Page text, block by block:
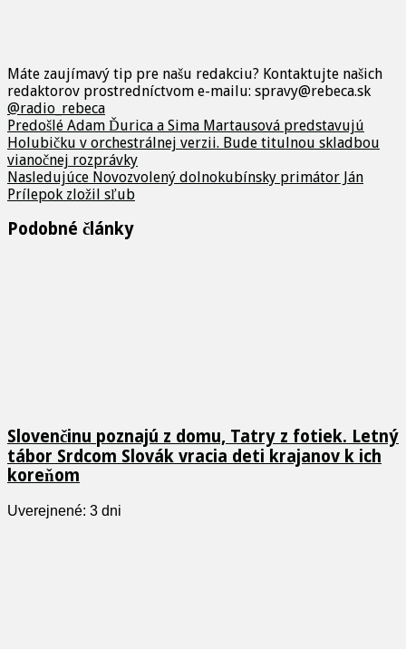
Máte zaujímavý tip pre našu redakciu? Kontaktujte našich
redaktorov prostredníctvom e-mailu: spravy@rebeca.sk
@radio_rebeca
Predošlé Adam Ďurica a Sima Martausová predstavujú
Holubičku v orchestrálnej verzii. Bude titulnou skladbou
vianočnej rozprávky
Nasledujúce Novozvolený dolnokubínsky primátor Ján
Prílepok zložil sľub
Podobné články
Slovenčinu poznajú z domu, Tatry z fotiek. Letný
tábor Srdcom Slovák vracia deti krajanov k ich
koreňom
Uverejnené: 3 dni